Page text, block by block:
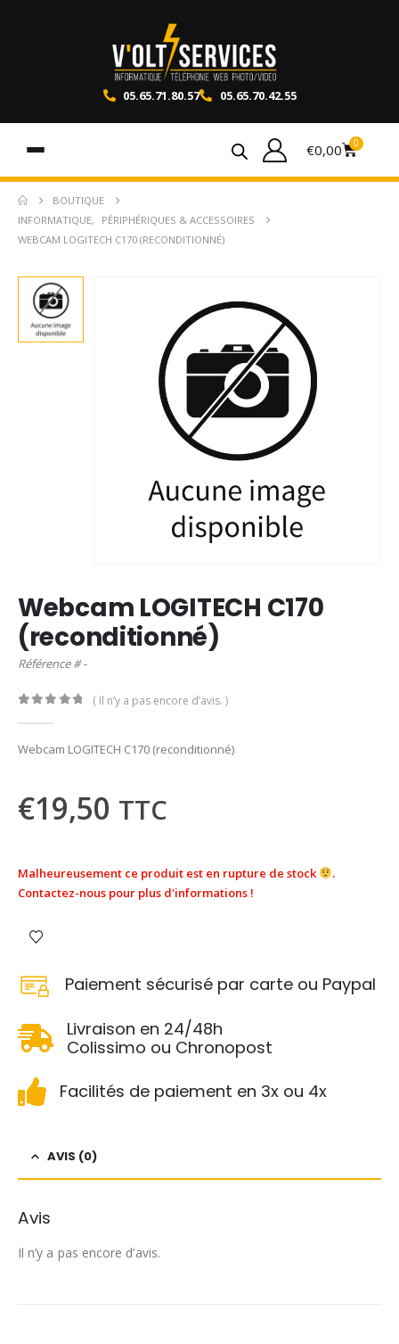
05.65.71.80.57 05.65.70.42.55
€0,00 0
BOUTIQUE
INFORMATIQUE,
PÉRIPHÉRIQUES & ACCESSOIRES
WEBCAM LOGITECH C170 (RECONDITIONNÉ)
Webcam LOGITECH C170
(reconditionné)
Référence # -
( Il n’y a pas encore d’avis. )
Webcam LOGITECH C170 (reconditionné)
€19,50 TTC
Malheureusement ce produit est en rupture de stock
.
Contactez-nous pour plus d'informations !
Paiement sécurisé par carte ou Paypal
Livraison en 24/48h
Colissimo ou Chronopost
Facilités de paiement en 3x ou 4x
AVIS (0)
Avis
Il n’y a pas encore d’avis.